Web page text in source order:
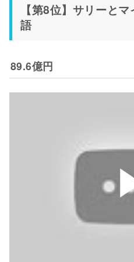
【第8位】サリーと
語
89.6億円